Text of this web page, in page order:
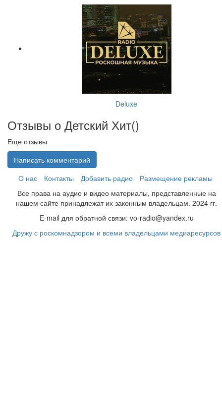
Deluxe
Отзывы о Детский Хит()
Еще отзывы
Написать комментарий
О нас
Контакты Добавить радио
Размещение рекламы
Все права на аудио и видео материалы, представленные на
нашем сайте принадлежат их законным владельцам. 2024 гг.
E-mail для обратной связи: vo-radio@yandex.ru
Дружу с роскомнадзором и всеми владельцами медиаресурсов